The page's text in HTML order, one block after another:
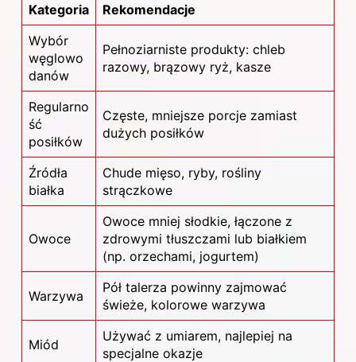
Kategoria
Rekomendacje
Wybór
węglowo
danów
Pełnoziarniste produkty: chleb
razowy, brązowy ryż, kasze
Regularno
ść
posiłków
Częste, mniejsze porcje zamiast
dużych posiłków
Źródła
białka
Chude mięso, ryby, rośliny
strączkowe
Owoce
Owoce mniej słodkie, łączone z
zdrowymi tłuszczami lub białkiem
(np. orzechami, jogurtem)
Warzywa
Pół talerza powinny zajmować
świeże, kolorowe warzywa
Miód
Używać z umiarem, najlepiej na
specjalne okazje